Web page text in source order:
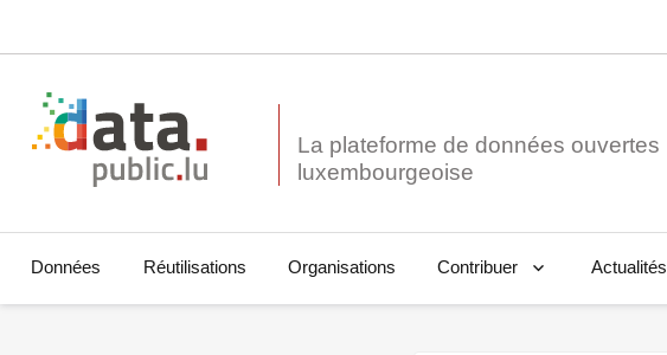
La plateforme de données ouvertes
Données Réutilisations Organisations Contribuer Actualités